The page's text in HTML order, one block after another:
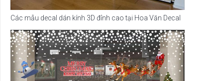
Các mẫu decal dán kính 3D đỉnh cao tại Hoa Văn Decal